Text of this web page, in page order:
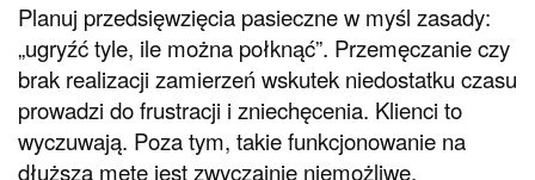
Planuj przedsięwzięcia pasieczne w myśl zasady:
„ugryźć tyle, ile można połknąć”. Przemęczanie czy
brak realizacji zamierzeń wskutek niedostatku czasu
prowadzi do frustracji i zniechęcenia. Klienci to
wyczuwają. Poza tym, takie funkcjonowanie na
dłuższą metę jest zwyczajnie niemożliwe.